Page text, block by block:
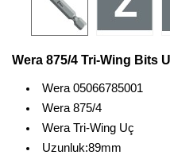
Wera 875/4 Tri-Wing Bits
Wera 05066785001
Wera 875/4
Wera Tri-Wing Uç
Uzunluk:89mm